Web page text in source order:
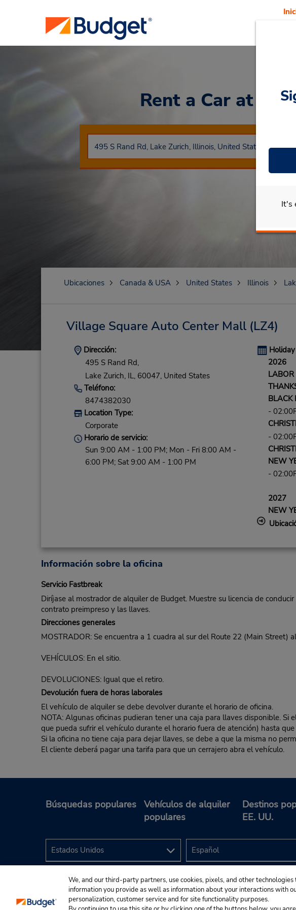
Rent a Car at
It's
Ubicaciones Canada & USA United States Illinois
Village Square Auto Center Mall(LZ4)
Dirección:
495 S Rand Rd,
Lake Zurich, IL, 60047, United States
Teléfono:
8474382030
Location Type:
Corporate
Horario de servicio:
Sun 9:00 AM - 1:00 PM; Mon - Fri 8:00 AM -
6:00 PM; Sat 9:00 AM - 1:00 PM
2026
LABOR
BLACK
-
-
NEW
-
2027
NEW
Información sobre la oficina
Servicio Fastbreak
Diríjase al mostrador de alquiler de Budget. Muestre su licencia de
contrato preimpreso y las llaves.
Direcciones generales
MOSTRADOR: Se encuentra a 1 cuadra al sur del Route 22 (Main
VEHÍCULOS: En el sitio.
DEVOLUCIONES: Igual que el retiro.
Devolución fuera de horas laborales
El vehículo de alquiler se debe devolver durante el horario de oficina.
NOTA: Algunas oficinas pudieran tener una caja para llaves disponible.
que pueda sufrir el vehículo durante el horario fuera de atención) hasta
Si la oficina no tiene caja para dejar llaves, se debe a que la misma no
El cliente deberá pagar una tarifa para que un cerrajero abra el vehículo.
Búsquedas populares
Vehículos de alquiler
populares
Destinos
EE. UU.
We, and our third-party partners, use cookies, pixels, and other
information you provide as well as information about your interactions with
personalization, customer service and for site functionality purposes.